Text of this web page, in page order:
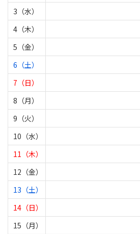
3（水）
4（木）
5（金）
6（土）
7（日）
8（月）
9（火）
10（水）
11（木）
12（金）
13（土）
14（日）
15（月）